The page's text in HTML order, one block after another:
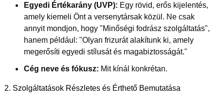
Egyedi Értékarány (UVP): Egy rövid, erős kijelentés,
amely kiemeli Önt a versenytársak közül. Ne csak
annyit mondjon, hogy "Minőségi fodrász szolgáltatás",
hanem például: "Olyan frizurát alakítunk ki, amely
megerősíti egyedi stílusát és magabiztosságát."
Cég neve és fókusz: Mit kínál konkrétan.
2. Szolgáltatások Részletes és Érthető Bemutatása